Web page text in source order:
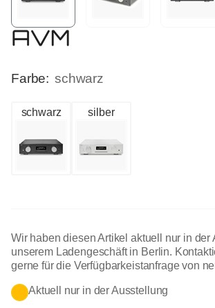
Farbe: schwarz
schwarz silber
Aktuell nur in der Ausstellung
Wir haben diesen Artikel aktuell nur in der
unserem Ladengeschäft in Berlin.
gerne für die Verfügbarkeistanfrage von